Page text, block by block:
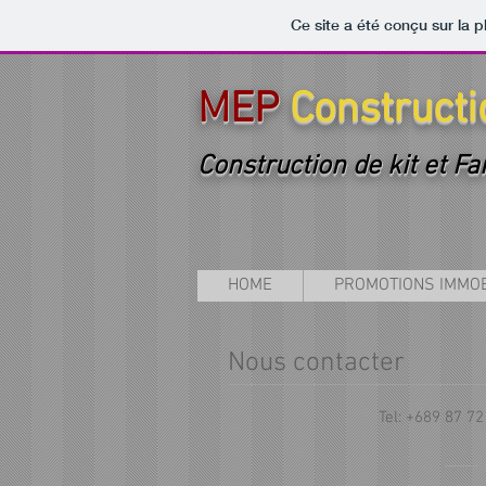
Ce site a été conçu sur la
MEP
Construction de kit et
HOME PROMOTIONS
Nous contacter
Tel: +689 87